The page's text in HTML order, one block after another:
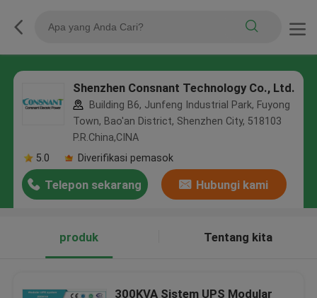
Shenzhen Consnant Technology Co., Ltd.
Building B6, Junfeng Industrial Park, Fuyong
Town, Bao'an District, Shenzhen City, 518103
P.R.China,CINA
5.0
Diverifikasi pemasok
Telepon sekarang Hubungi kami
produk Tentang kita
300KVA Sistem UPS Modular